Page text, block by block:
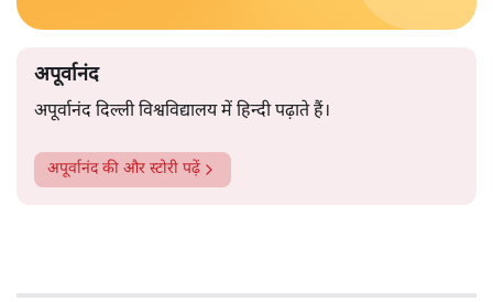
अपूर्वानंद
अपूर्वानंद दिल्ली विश्वविद्यालय में हिन्दी पढ़ाते हैं।
अपूर्वानंदकी और स्टोरी पढ़ें